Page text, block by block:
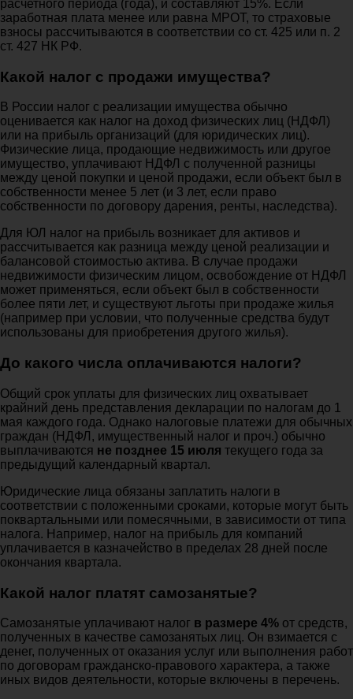
расчетного периода (года), и составляют 15%. Если
заработная плата менее или равна МРОТ, то страховые
взносы рассчитываются в соответствии со ст. 425 или п. 2
ст. 427 НК РФ.
Какой налог с продажи имущества?
В России налог с реализации имущества обычно
оценивается как налог на доход физических лиц (НДФЛ)
или на прибыль организаций (для юридических лиц).
Физические лица, продающие недвижимость или другое
имущество, уплачивают НДФЛ с полученной разницы
между ценой покупки и ценой продажи, если объект был в
собственности менее 5 лет (и 3 лет, если право
собственности по договору дарения, ренты, наследства).
Для ЮЛ налог на прибыль возникает для активов и
рассчитывается как разница между ценой реализации и
балансовой стоимостью актива. В случае продажи
недвижимости физическим лицом, освобождение от НДФЛ
может применяться, если объект был в собственности
более пяти лет, и существуют льготы при продаже жилья
(например при условии, что полученные средства будут
использованы для приобретения другого жилья).
До какого числа оплачиваются налоги?
Общий срок уплаты для физических лиц охватывает
крайний день представления декларации по налогам до 1
мая каждого года. Однако налоговые платежи для обычных
граждан (НДФЛ, имущественный налог и проч.) обычно
выплачиваются не позднее 15 июля текущего года за
предыдущий календарный квартал.
Юридические лица обязаны заплатить налоги в
соответствии с положенными сроками, которые могут быть
поквартальными или помесячными, в зависимости от типа
налога. Например, налог на прибыль для компаний
уплачивается в казначейство в пределах 28 дней после
окончания квартала.
Какой налог платят самозанятые?
Самозанятые уплачивают налог в размере 4% от средств,
полученных в качестве самозанятых лиц. Он взимается с
денег, полученных от оказания услуг или выполнения работ
по договорам гражданско-правового характера, а также
иных видов деятельности, которые включены в перечень.